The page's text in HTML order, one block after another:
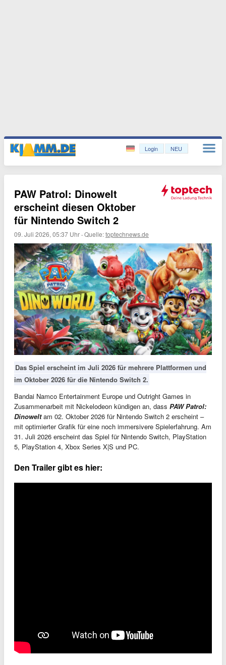
Login NEU
PAW Patrol: Dinowelt
erscheint diesen Oktober
für Nintendo Switch 2
09. Juli 2026, 05:37 Uhr ·Quelle:toptechnews.de
Das Spiel erscheint im Juli 2026 für mehrere Plattformen und
im Oktober 2026 für die Nintendo Switch 2.
Bandai Namco Entertainment Europe und Outright Games in
Zusammenarbeit mit Nickelodeon kündigen an, dass PAW Patrol:
Dinoweltam 02. Oktober 2026 für Nintendo Switch 2 erscheint –
mit optimierter Grafik für eine noch immersivere Spielerfahrung. Am
31. Juli 2026 erscheint das Spiel für Nintendo Switch, PlayStation
5, PlayStation 4, Xbox Series X|S und PC.
Den Trailer gibt es hier: